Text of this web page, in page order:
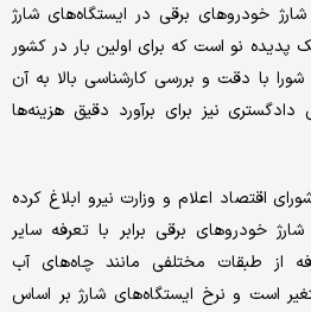
خودروهای برقی در ایستگاه‌های شارژ
نو است که برای اولین بار در کشور
با دقت و بررسی کارشناسی بالا به آن
نیز برای برآورد دقیق هزینه‌ها
اقتصاد اعلام و وزارت نیرو ابلاغ کرده
خودروهای برقی برابر با تعرفه سایر
از طبقات مختلفی مانند چاه‌های آب
است و نرخ ایستگاه‌های شارژ بر اساس